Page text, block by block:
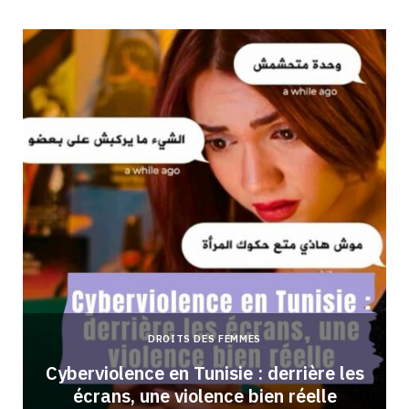
DROITS DES FEMMES
Cyberviolence en Tunisie : derrière les
écrans, une violence bien réelle